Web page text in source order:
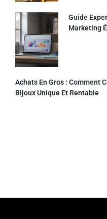
Guide
Marketing
Achats En Gros : Comment
Bijoux Unique Et Rentable